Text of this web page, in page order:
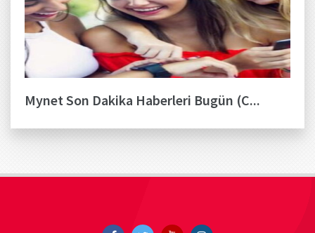
Mynet Son Dakika Haberleri Bugün (C...